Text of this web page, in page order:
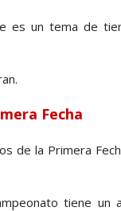
es un tema de
Fecha
de la Primera
tiene